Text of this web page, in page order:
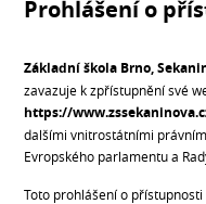
Prohlášení o
Základní škola Brno,
zavazuje k zpřístupnění své
https://
dalšími vnitrostátními
Evropského parlamentu a
Toto prohlášení o